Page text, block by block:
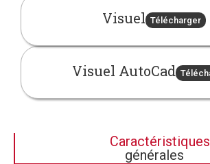
Visuel Télécharger
Visuel AutoCad
Caractéristiques
générales